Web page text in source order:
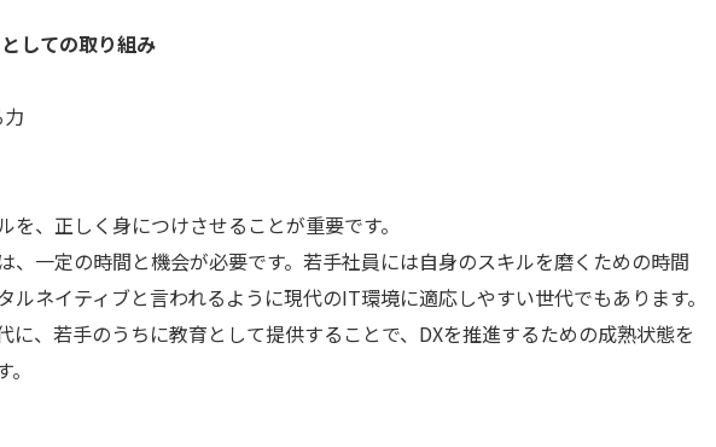
しての取り組み
、正しく身につけさせることが重要です。
、一定の時間と機会が必要です。若手社員には自身のスキルを磨くための時間
ネイティブと言われるように現代のIT環境に適応しやすい世代でもあります。
に、若手のうちに教育として提供することで、DXを推進するための成熟状態を